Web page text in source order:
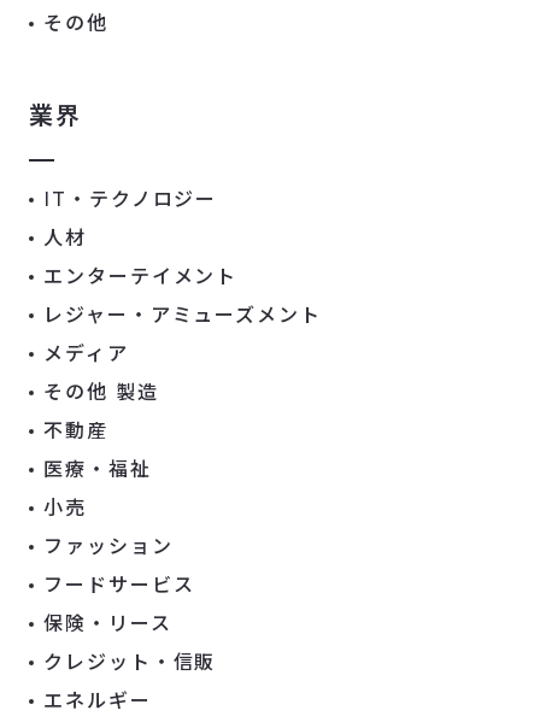
その他
業界
IT・テクノロジー
人材
エンターテイメント
レジャー・アミューズメント
メディア
その他 製造
不動産
医療・福祉
小売
ファッション
フードサービス
保険・リース
クレジット・信販
エネルギー